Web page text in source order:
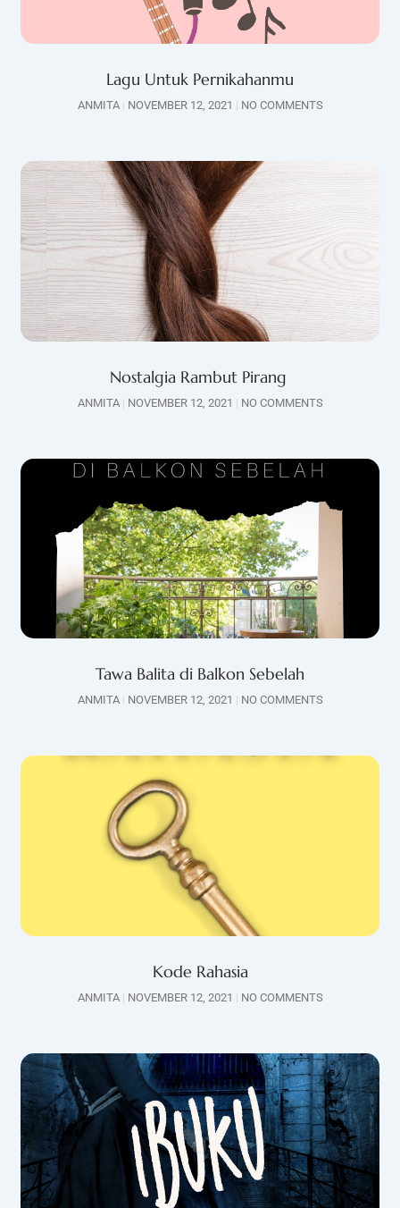
Lagu Untuk Pernikahanmu
ANMITA NOVEMBER 12, 2021 NO COMMENTS
Nostalgia Rambut Pirang
ANMITA NOVEMBER 12, 2021 NO COMMENTS
Tawa Balita di Balkon Sebelah
ANMITA NOVEMBER 12, 2021 NO COMMENTS
Kode Rahasia
ANMITA NOVEMBER 12, 2021 NO COMMENTS